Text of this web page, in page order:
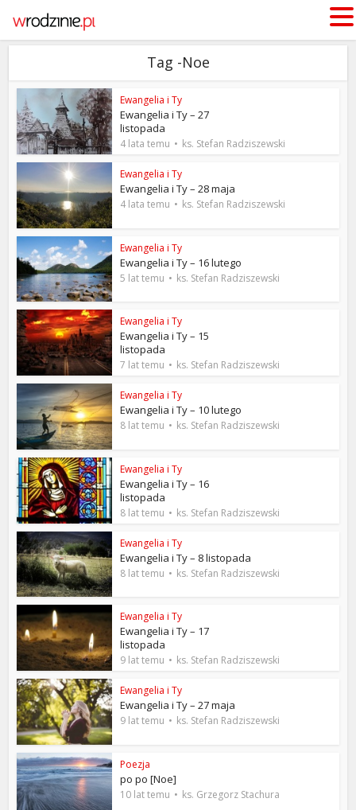
Tag -Noe
Ewangelia i Ty
Ewangelia i Ty – 27
listopada
4 lata temu ks. Stefan Radziszewski
Ewangelia i Ty
Ewangelia i Ty – 28 maja
4 lata temu ks. Stefan Radziszewski
Ewangelia i Ty
Ewangelia i Ty – 16 lutego
5 lat temu ks. Stefan Radziszewski
Ewangelia i Ty
Ewangelia i Ty – 15
listopada
7 lat temu ks. Stefan Radziszewski
Ewangelia i Ty
Ewangelia i Ty – 10 lutego
8 lat temu ks. Stefan Radziszewski
Ewangelia i Ty
Ewangelia i Ty – 16
listopada
8 lat temu ks. Stefan Radziszewski
Ewangelia i Ty
Ewangelia i Ty – 8 listopada
8 lat temu ks. Stefan Radziszewski
Ewangelia i Ty
Ewangelia i Ty – 17
listopada
9 lat temu ks. Stefan Radziszewski
Ewangelia i Ty
Ewangelia i Ty – 27 maja
9 lat temu ks. Stefan Radziszewski
Poezja
po po [Noe]
10 lat temu ks. Grzegorz Stachura